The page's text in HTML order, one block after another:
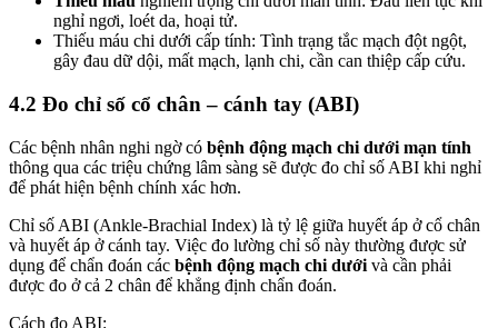
nghỉ ngơi, loét da, hoại tử.
Thiếu máu chi dưới cấp tính: Tình trạng tắc mạch đột ngột,
gây đau dữ dội, mất mạch, lạnh chi, cần can thiệp cấp cứu.
4.2 Đo chỉ số cổ chân – cánh tay (ABI)
Các bệnh nhân nghi ngờ có bệnh động mạch chi dưới mạn tính
thông qua các triệu chứng lâm sàng sẽ được đo chỉ số ABI khi nghỉ
để phát hiện bệnh chính xác hơn.
Chỉ số ABI (Ankle-Brachial Index) là tỷ lệ giữa huyết áp ở cổ chân
và huyết áp ở cánh tay. Việc đo lường chỉ số này thường được sử
dụng để chẩn đoán các bệnh động mạch chi dưới và cần phải
được đo ở cả 2 chân để khẳng định chẩn đoán.
Cách đo ABI: